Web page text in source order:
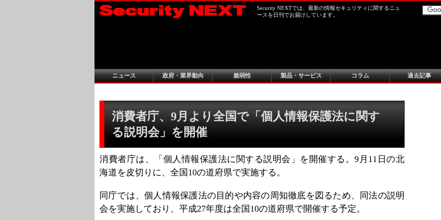
Security NEXTでは、最新の情報セキュリティに関するニュ
ースを日刊でお届けしています。
ニュース 政府・業界動向 脆弱性 製品・サービス コラム 過去記事
消費者庁、9月より全国で「個人情報保護法に関す
る説明会」を開催
消費者庁は、「個人情報保護法に関する説明会」を開催する。9月11日の北
海道を皮切りに、全国10の道府県で実施する。
同庁では、個人情報保護法の目的や内容の周知徹底を図るため、同法の説明
会を実施しており、平成27年度は全国10の道府県で開催する予定。